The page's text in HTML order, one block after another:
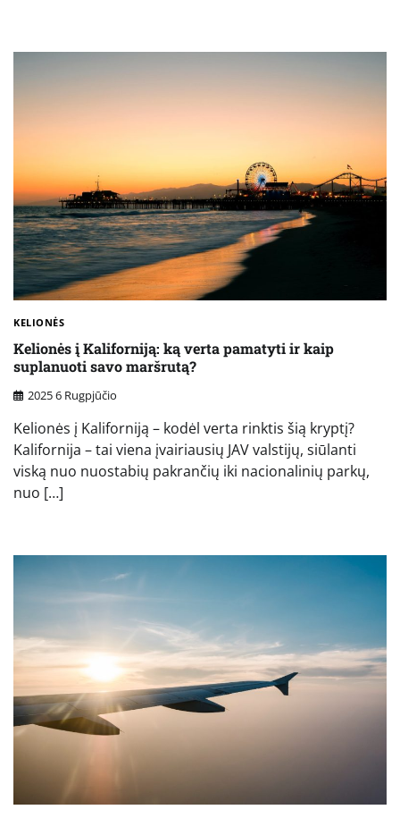
KELIONĖS
Kelionės į Kaliforniją: ką verta pamatyti ir kaip
suplanuoti savo maršrutą?
2025 6 Rugpjūčio
Kelionės į Kaliforniją – kodėl verta rinktis šią kryptį?
Kalifornija – tai viena įvairiausių JAV valstijų, siūlanti
viską nuo nuostabių pakrančių iki nacionalinių parkų,
nuo […]